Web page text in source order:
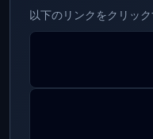
以下のリンクをクリッ